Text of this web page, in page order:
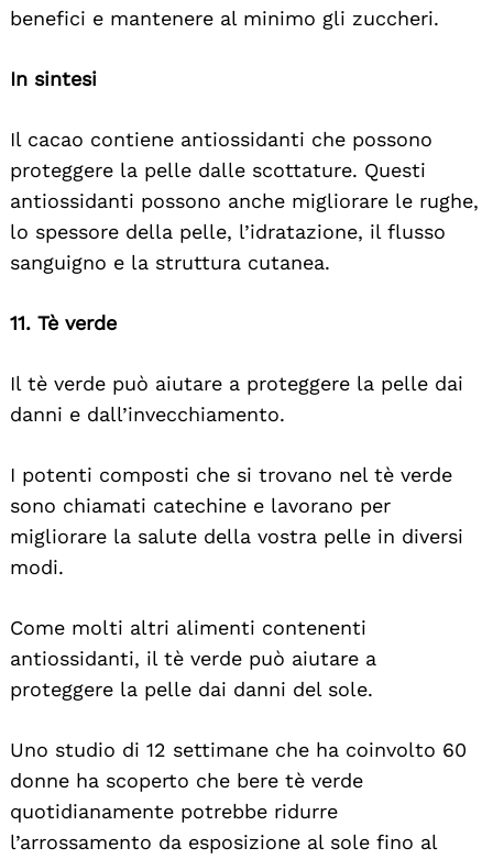
benefici e mantenere al minimo gli zuccheri.
In sintesi
Il cacao contiene antiossidanti che possono
proteggere la pelle dalle scottature. Questi
antiossidanti possono anche migliorare le rughe,
lo spessore della pelle, l’idratazione, il flusso
sanguigno e la struttura cutanea.
11. Tè verde
Il tè verde può aiutare a proteggere la pelle dai
danni e dall’invecchiamento.
I potenti composti che si trovano nel tè verde
sono chiamati catechine e lavorano per
migliorare la salute della vostra pelle in diversi
modi.
Come molti altri alimenti contenenti
antiossidanti, il tè verde può aiutare a
proteggere la pelle dai danni del sole.
Uno studio di 12 settimane che ha coinvolto 60
donne ha scoperto che bere tè verde
quotidianamente potrebbe ridurre
l’arrossamento da esposizione al sole fino al